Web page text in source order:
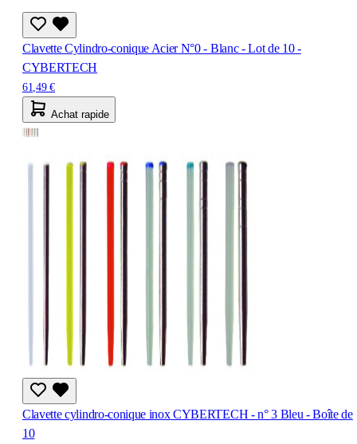
Clavette Cylindro-conique Acier N°0 - Blanc - Lot de 10 -
CYBERTECH
61,49 €
Achat rapide
Clavette cylindro-conique inox CYBERTECH - n° 3 Bleu - Boîte de
10